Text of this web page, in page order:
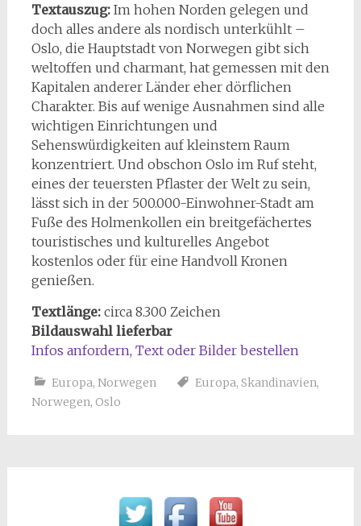
Textauszug:Im hohen Norden gelegen und
doch alles andere als nordisch unterkühlt –
Oslo, die Hauptstadt von Norwegen gibt sich
weltoffen und charmant, hat gemessen mit den
Kapitalen anderer Länder eher dörflichen
Charakter. Bis auf wenige Ausnahmen sind alle
wichtigen Einrichtungen und
Sehenswürdigkeiten auf kleinstem Raum
konzentriert. Und obschon Oslo im Ruf steht,
eines der teuersten Pflaster der Welt zu sein,
lässt sich in der 500.000-Einwohner-Stadt am
Fuße des Holmenkollen ein breitgefächertes
touristisches und kulturelles Angebot
kostenlos oder für eine Handvoll Kronen
genießen.
Textlänge: circa 8.300 Zeichen
Bildauswahl lieferbar
Infos anfordern, Text oder Bilder bestellen
Europa, Norwegen Europa, Skandinavien,
Norwegen, Oslo